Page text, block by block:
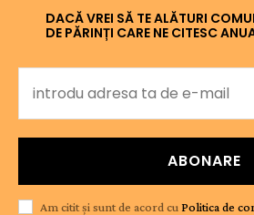
DACĂ VREI SĂ TE ALĂTURI
DE PĂRINȚI CARE NE CITESC
ABONARE
Am citit și sunt de acord cu Politica de